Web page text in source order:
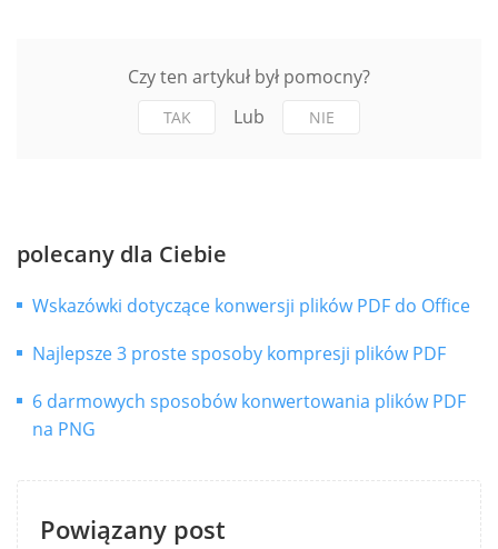
Czy ten artykuł był pomocny?
TAK Lub NIE
polecany dla Ciebie
Wskazówki dotyczące konwersji plików PDF do Office
Najlepsze 3 proste sposoby kompresji plików PDF
6 darmowych sposobów konwertowania plików PDF
na PNG
Powiązany post